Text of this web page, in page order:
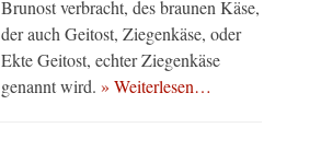
Brunost verbracht, des braunen Käse,
der auch Geitost, Ziegenkäse, oder
Ekte Geitost, echter Ziegenkäse
genannt wird. » Weiterlesen…